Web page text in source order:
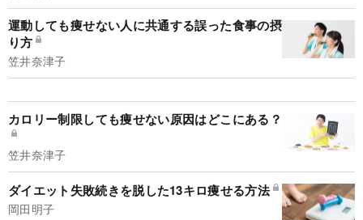
運動しても痩せない人に共通する誤った食事の摂
り方
笠井奈津子
カロリー制限しても痩せない原因はどこにある？
笠井奈津子
ダイエット失敗続きを脱した13キロ痩せる方法
岡田明子